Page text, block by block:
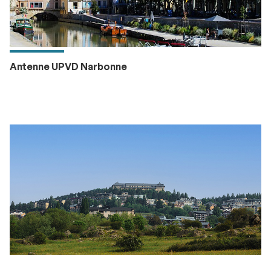
Antenne UPVD Narbonne